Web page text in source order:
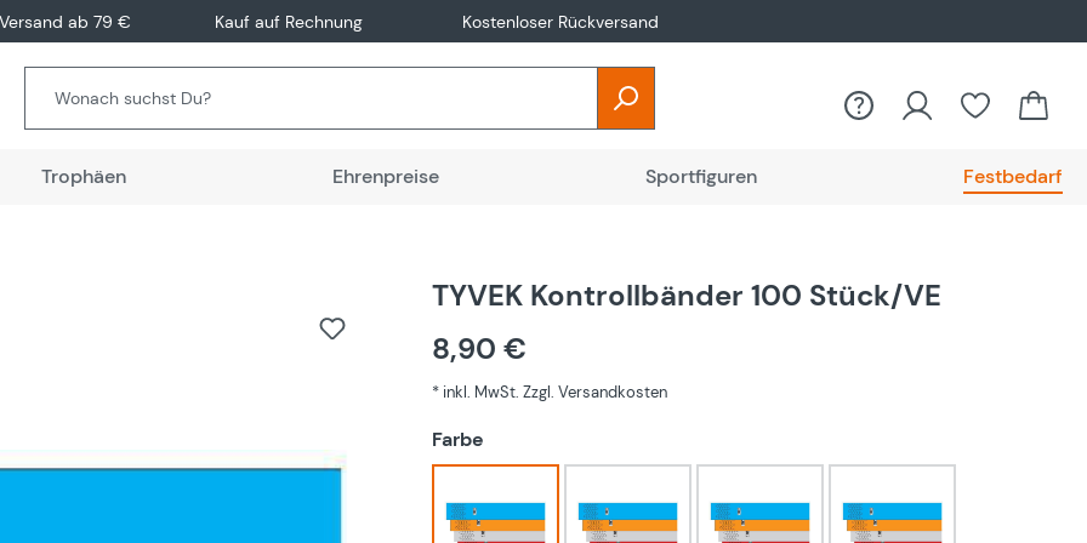
ab 79 € Kauf auf Rechnung Kostenloser Rückversand
Trophäen Ehrenpreise Sportfiguren Festbedarf
TYVEK Kontrollbänder 100 Stück/VE
8,90 €
* inkl. MwSt. Zzgl. Versandkosten
Farbe